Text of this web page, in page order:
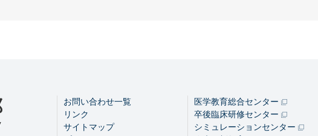
お問い合わせ一覧
リンク
サイトマップ
医学教育総合センター
卒後臨床研修センター
シミュレーションセンター